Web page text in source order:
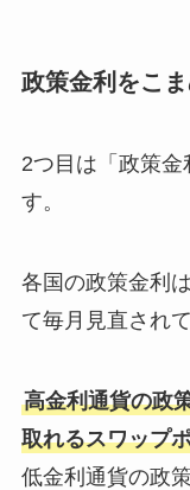
政策金利をこ
2つ目は「政策
す。
各国の政策金利
て毎月見直され
高金利通貨の政
取れるスワップ
低金利通貨の政